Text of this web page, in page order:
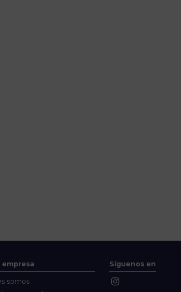
empresa
somos
Síguenos en